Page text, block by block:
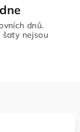
dnů.
šaty nejsou